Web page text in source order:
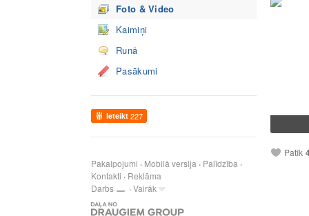
Foto & Video
Kaimiņi
Runā
Pasākumi
Ieteikt 227
Pakalpojumi Mobilā versija
Palīdzība
Kontakti
Reklāma
Darbs
Vairāk
Patīk